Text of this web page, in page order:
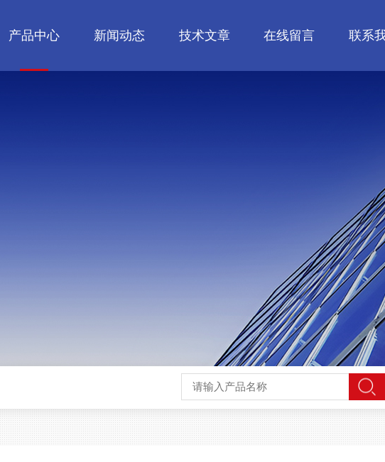
产品中心 新闻动态 技术文章 在线留言 联系